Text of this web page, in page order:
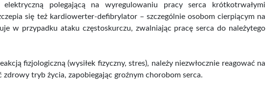
polegającą na wyregulowaniu pracy serca krótkotrwałymi
się też kardiowerter-defibrylator – szczególnie osobom cierpiącym na
w przypadku ataku częstoskurczu, zwalniając pracę serca do należytego
fizjologiczną (wysiłek fizyczny, stres), należy niezwłocznie reagować na
tryb życia, zapobiegając groźnym chorobom serca.